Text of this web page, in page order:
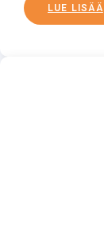
LUE LISÄÄ